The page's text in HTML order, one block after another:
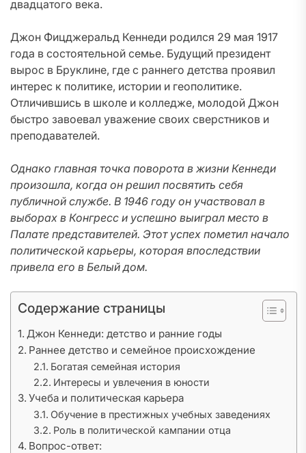
двадцатого века.
Джон Фицджеральд Кеннеди родился 29 мая 1917
года в состоятельной семье. Будущий президент
вырос в Бруклине, где с раннего детства проявил
интерес к политике, истории и геополитике.
Отличившись в школе и колледже, молодой Джон
быстро завоевал уважение своих сверстников и
преподавателей.
Однако главная точка поворота в жизни Кеннеди
произошла, когда он решил посвятить себя
публичной службе. В 1946 году он участвовал в
выборах в Конгресс и успешно выиграл место в
Палате представителей. Этот успех пометил начало
политической карьеры, которая впоследствии
привела его в Белый дом.
Содержание страницы
Джон Кеннеди: детство и ранние годы
Раннее детство и семейное происхождение
Богатая семейная история
Интересы и увлечения в юности
Учеба и политическая карьера
Обучение в престижных учебных заведениях
Роль в политической кампании отца
Вопрос-ответ: